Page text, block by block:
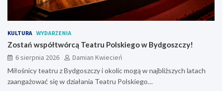
KULTURA WYDARZENIA
Zostań współtwórcą Teatru Polskiego w Bydgoszczy!
6 sierpnia 2026
Damian Kwiecień
Miłośnicy teatru z Bydgoszczy i okolic mogą w najbliższych latach
zaangażować się w działania Teatru Polskiego…